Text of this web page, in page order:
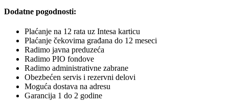
Dodatne pogodnosti:
Plaćanje na 12 rata uz Intesa karticu
Plaćanje čekovima građana do 12 meseci
Radimo javna preduzeća
Radimo PIO fondove
Radimo administrativne zabrane
Obezbećen servis i rezervni delovi
Moguća dostava na adresu
Garancija 1 do 2 godine